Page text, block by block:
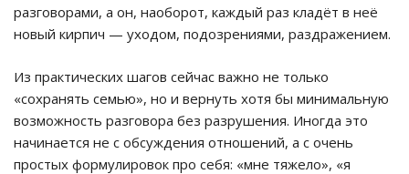
разговорами, а он, наоборот, каждый раз кладёт в неё
новый кирпич — уходом, подозрениями, раздражением.
Из практических шагов сейчас важно не только
«сохранять семью», но и вернуть хотя бы минимальную
возможность разговора без разрушения. Иногда это
начинается не с обсуждения отношений, а с очень
простых формулировок про себя: «мне тяжело», «я